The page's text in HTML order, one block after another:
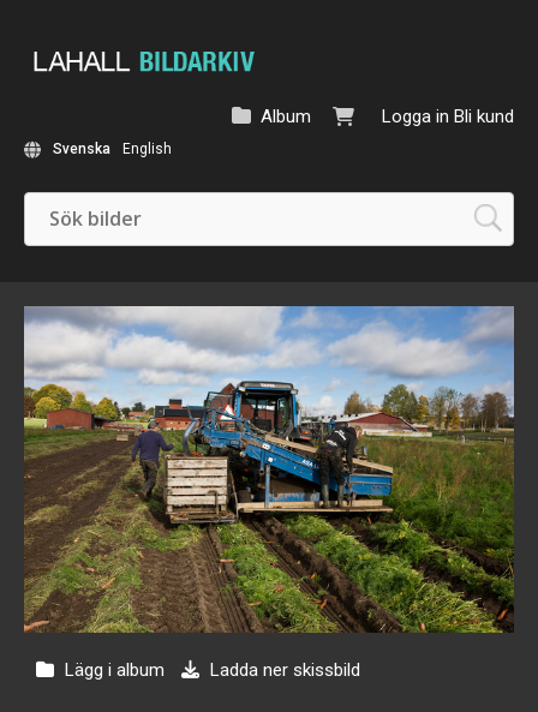
Logga in Bli kund
Album
Svenska English
Lägg i album Ladda ner skissbild